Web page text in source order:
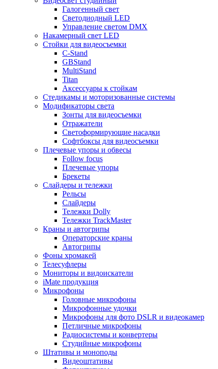
Галогенный свет
Светодиодный LED
Управление светом DMX
Накамерный свет LED
Стойки для видеосъемки
C-Stand
GBStand
MultiStand
Titan
Аксессуары к стойкам
Стедикамы и моторизованные системы
Модификаторы света
Зонты для видеосъемки
Отражатели
Светоформирующие насадки
Софтбоксы для видеосъемки
Плечевые упоры и обвесы
Follow focus
Плечевые упоры
Брекеты
Слайдеры и тележки
Рельсы
Слайдеры
Тележки Dolly
Тележки TrackMaster
Краны и автогрипы
Операторские краны
Автогрипы
Фоны хромакей
Телесуфлеры
Мониторы и видоискатели
iMate продукция
Микрофоны
Головные микрофоны
Микрофонные удочки
Микрофоны для фото DSLR и видеокамер
Петличные микрофоны
Радиосистемы и конвертеры
Студийные микрофоны
Штативы и моноподы
Видеоштативы